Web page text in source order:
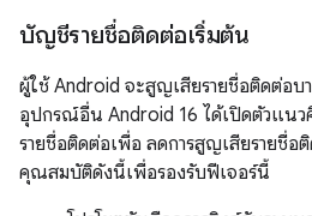
บัญชีรายชื่อติดต่อเริ่มต้น
ผู้ใช้ Android จะสูญเสียรายชื่อติดต่อบ
อุปกรณ์อื่น Android 16 ได้เปิดตัวแน
รายชื่อติดต่อเพื่อ ลดการสูญเสียรายชื่อ
คุณสมบัติดังนี้เพื่อรองรับฟีเจอร์นี้